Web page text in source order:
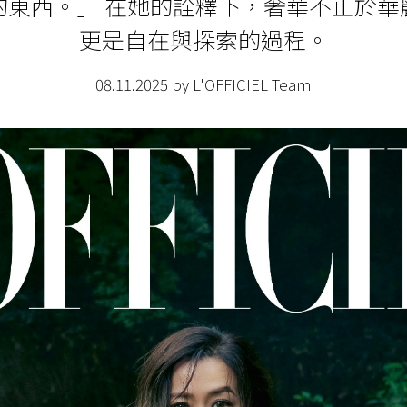
更是自在與探索的過程。
08.11.2025 by L'OFFICIEL Team